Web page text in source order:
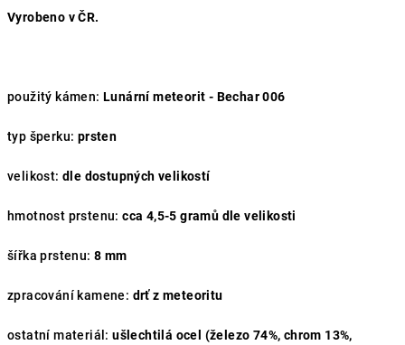
Vyrobeno v ČR.
použitý kámen: Lunární meteorit - Bechar 006
typ šperku: prsten
velikost: dle dostupných velikostí
hmotnost prstenu: cca 4,5-5 gramů dle velikosti
šířka prstenu: 8 mm
zpracování kamene: drť z meteoritu
ostatní materiál: ušlechtilá ocel (železo 74%, chrom 13%,